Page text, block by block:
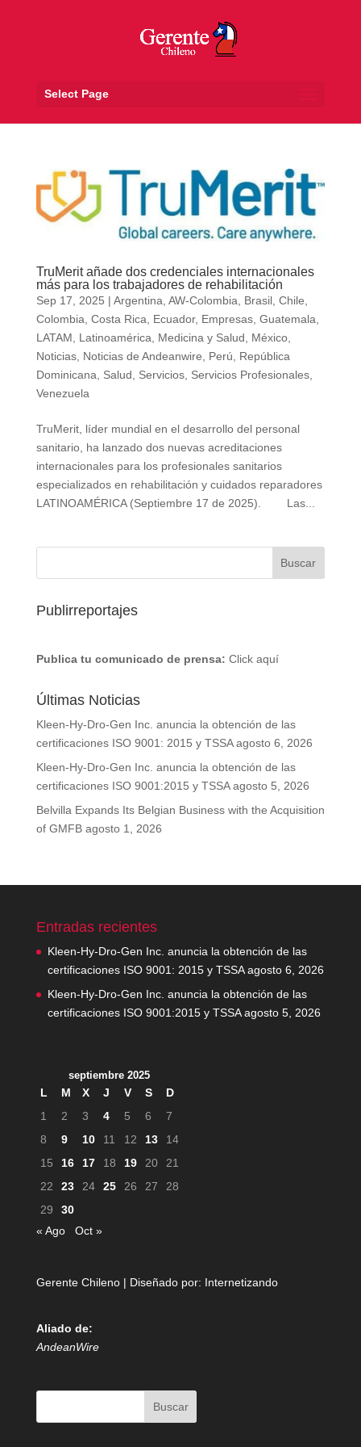
Select Page
TruMerit añade dos credenciales internacionales
más para los trabajadores de rehabilitación
Sep 17, 2025 | Argentina AW-Colombia Brasil, Chile
Colombia Costa Rica Ecuador, Empresas, Guatemala
LATAM
Latinoamérica Medicina y Salud México,
Noticias, Noticias de Andeanwire Perú
República
Dominicana
Salud Servicios, Servicios Profesionales,
Venezuela
TruMerit, líder mundial en el desarrollo del personal
sanitario, ha lanzado dos nuevas acreditaciones
internacionales para los profesionales sanitarios
especializados en rehabilitación y cuidados reparadores
LATINOAMÉRICA (Septiembre 17 de 2025). Las...
Publirreportajes
Publica tu comunicado de prensa: Click aquí
Últimas Noticias
Kleen-Hy-Dro-Gen Inc. anuncia la obtención de las
certificaciones ISO 9001: 2015 y TSSA agosto 6, 2026
Kleen-Hy-Dro-Gen Inc. anuncia la obtención de las
certificaciones ISO 9001:2015 y TSSA agosto 5, 2026
Belvilla Expands Its Belgian Business with the Acquisition
of GMFB agosto 1, 2026
Entradas recientes
Kleen-Hy-Dro-Gen Inc. anuncia la obtención de las
certificaciones ISO 9001: 2015 y TSSA agosto 6, 2026
Kleen-Hy-Dro-Gen Inc. anuncia la obtención de las
certificaciones ISO 9001:2015 y TSSA agosto 5, 2026
septiembre 2025
L M X J V S
D
1
2 3 4 5 6
7
8
9 10 11 12 13
14
15
16 17 18 19 20
21
22
23 24 25 26 27
28
29
30
« Ago
Oct »
Gerente Chileno | Diseñado por: Internetizando
Aliado de:
AndeanWire